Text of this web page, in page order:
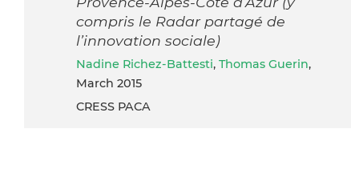
compris le Radar partagé de
l’innovation sociale)
Nadine Richez-Battesti, Thomas Guerin,
March 2015
CRESS PACA